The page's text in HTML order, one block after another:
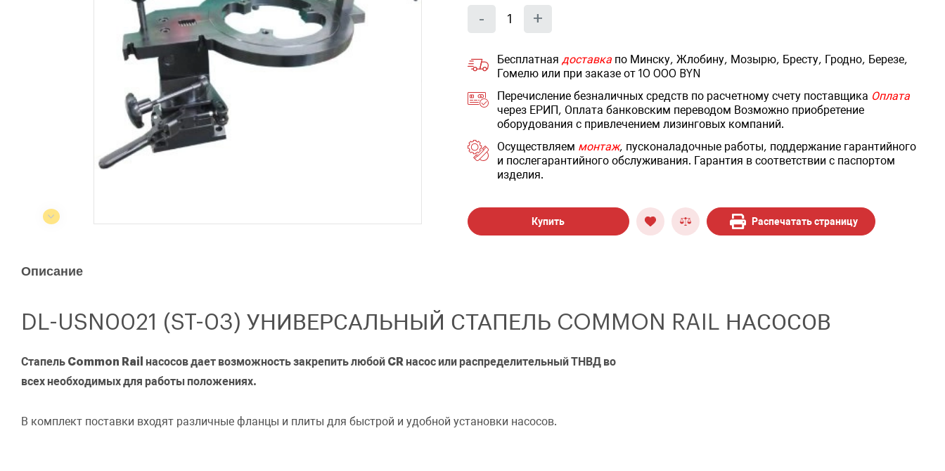
- Уменьшить
на
еденицу
Количество
+
на
еденицу
Бесплатная доставка по Минску, Жлобину, Мозырю, Бресту, Гродно, Березе,
Гомелю или при заказе от 10 000 BYN
Перечисление безналичных средств по расчетному счету поставщика Оплата
через ЕРИП, Оплата банковским переводом Возможно приобретение
оборудования с привлечением лизинговых компаний.
Осуществляем монтаж, пусконаладочные работы, поддержание гарантийного
и послегарантийного обслуживания. Гарантия в соответствии с паспортом
изделия.
Купить Распечатать страницу
Описание
DL-USN0021 (ST-03) УНИВЕРСАЛЬНЫЙ СТАПЕЛЬ COMMON RAIL НАСОСОВ
Стапель Common Rail насосов дает возможность закрепить любой CR насос или распределительный ТНВД во
всех необходимых для работы положениях.
В комплект поставки входят различные фланцы и плиты для быстрой и удобной установки насосов.
DL-USN0021 (ST-03) Струбцина для разборки/сборки